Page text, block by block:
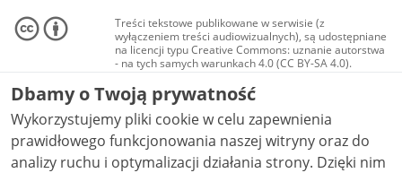
Treści tekstowe publikowane w serwisie (z
wyłączeniem treści audiowizualnych), są udostępniane
na licencji typu Creative Commons: uznanie autorstwa
- na tych samych warunkach 4.0 (CC BY-SA 4.0).
Materiały audiowizualne, w tym zdjęcia, materiały
audio i wideo, są udostępniane na licencji typu
Creative Commons: uznanie autorstwa użycie
niekomercyjne - bez utworów zależnych 4.0 (CC BY-
NC-ND 4.0), o ile nie jest to stwierdzone inaczej.
Dbamy o Twoją prywatność
Wykorzystujemy pliki cookie w celu zapewnienia
prawidłowego funkcjonowania naszej witryny oraz do
analizy ruchu i optymalizacji działania strony. Dzięki nim